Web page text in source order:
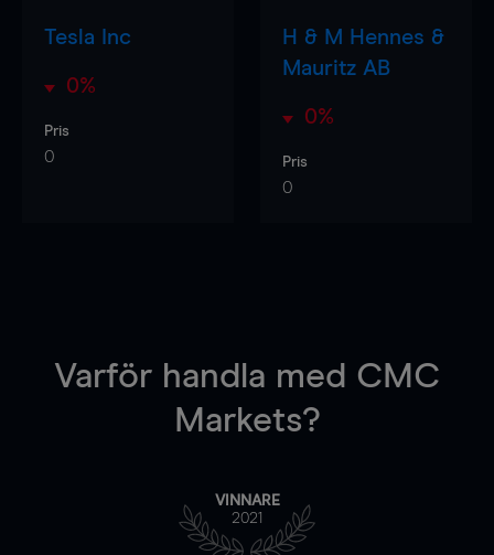
Tesla Inc
0%
Pris
0
H & M Hennes &
Mauritz AB
0%
Pris
0
Varför handla med CMC
Markets?
VINNARE
2021